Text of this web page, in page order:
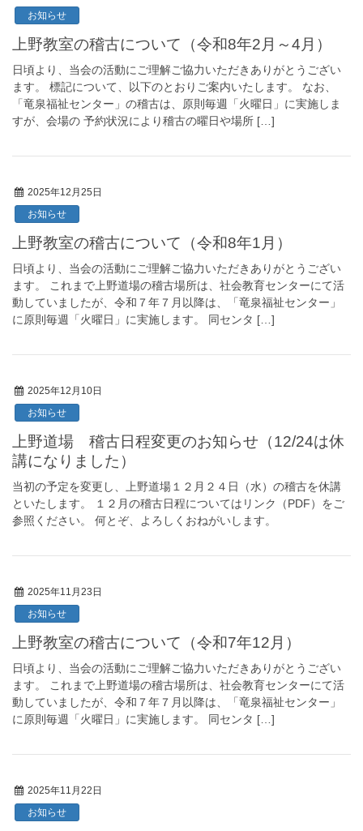
お知らせ
上野教室の稽古について（令和8年2月～4月）
日頃より、当会の活動にご理解ご協力いただきありがとうござい
ます。 標記について、以下のとおりご案内いたします。 なお、
「竜泉福祉センター」の稽古は、原則毎週「火曜日」に実施しま
すが、会場の 予約状況により稽古の曜日や場所 […]
2025年12月25日
お知らせ
上野教室の稽古について（令和8年1月）
日頃より、当会の活動にご理解ご協力いただきありがとうござい
ます。 これまで上野道場の稽古場所は、社会教育センターにて活
動していましたが、令和７年７月以降は、「竜泉福祉センター」
に原則毎週「火曜日」に実施します。 同センタ […]
2025年12月10日
お知らせ
上野道場 稽古日程変更のお知らせ（12/24は休
講になりました）
当初の予定を変更し、上野道場１２月２４日（水）の稽古を休講
といたします。 １２月の稽古日程についてはリンク（PDF）をご
参照ください。 何とぞ、よろしくおねがいします。
2025年11月23日
お知らせ
上野教室の稽古について（令和7年12月）
日頃より、当会の活動にご理解ご協力いただきありがとうござい
ます。 これまで上野道場の稽古場所は、社会教育センターにて活
動していましたが、令和７年７月以降は、「竜泉福祉センター」
に原則毎週「火曜日」に実施します。 同センタ […]
2025年11月22日
お知らせ